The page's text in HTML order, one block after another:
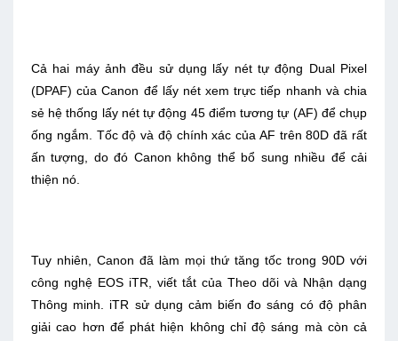
Cả hai máy ảnh đều sử dụng lấy nét tự động Dual Pixel
(DPAF) của Canon để lấy nét xem trực tiếp nhanh và chia
sẻ hệ thống lấy nét tự động 45 điểm tương tự (AF) để chụp
ống ngắm. Tốc độ và độ chính xác của AF trên 80D đã rất
ấn tượng, do đó Canon không thể bổ sung nhiều để cải
thiện nó.
Tuy nhiên, Canon đã làm mọi thứ tăng tốc trong 90D với
công nghệ EOS iTR, viết tắt của Theo dõi và Nhận dạng
Thông minh. iTR sử dụng cảm biến đo sáng có độ phân
giải cao hơn để phát hiện không chỉ độ sáng mà còn cả